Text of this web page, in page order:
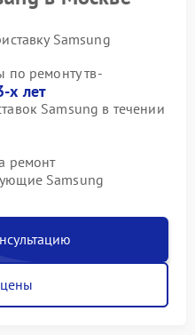
Samsung
по ремонту тв-
х лет
Samsung в течении
ремонт
Samsung